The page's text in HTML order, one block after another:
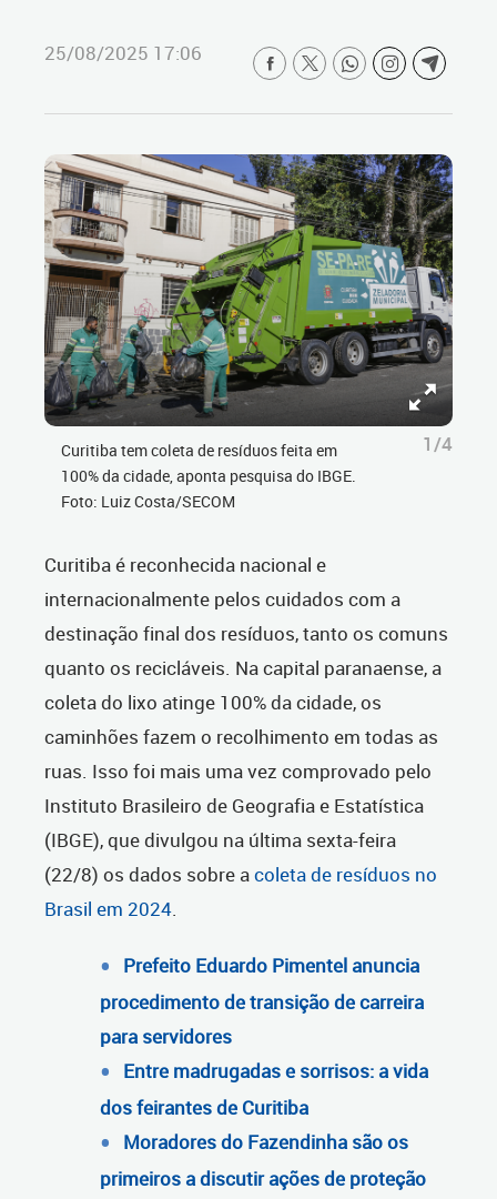
25/08/2025 17:06
Curitiba tem coleta de resíduos feita em
100% da cidade, aponta pesquisa do IBGE.
Foto: Luiz Costa/SECOM
1/4
Curitiba é reconhecida nacional e
internacionalmente pelos cuidados com a
destinação final dos resíduos, tanto os comuns
quanto os recicláveis. Na capital paranaense, a
coleta do lixo atinge 100% da cidade, os
caminhões fazem o recolhimento em todas as
ruas. Isso foi mais uma vez comprovado pelo
Instituto Brasileiro de Geografia e Estatística
(IBGE), que divulgou na última sexta-feira
(22/8) os dados sobre acoleta de resíduos no
Brasil em 2024.
Prefeito Eduardo Pimentel anuncia
procedimento de transição de carreira
para servidores
Entre madrugadas e sorrisos: a vida
dos feirantes de Curitiba
Moradores do Fazendinha são os
primeiros a discutir ações de proteção